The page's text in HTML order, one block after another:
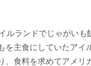
ルランドでじゃがいも
を主食にしていたアイ
、食料を求めてアメリ